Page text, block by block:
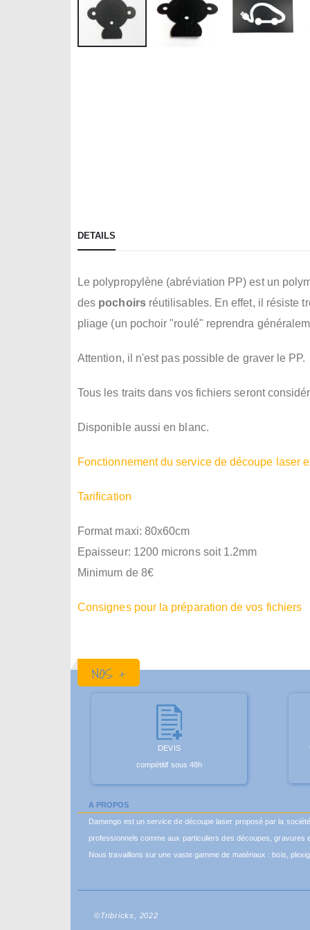
DETAILS
Le polypropylène (abréviation PP) est un
des pochoirs réutilisables. En effet, il résiste
pliage (un pochoir "roulé" reprendra
Attention, il n'est pas possible de graver le PP.
Tous les traits dans vos fichiers seront
Disponible aussi en blanc.
Fonctionnement du service de découpe laser
Tarification
Format maxi: 80x60cm
Epaisseur: 1200 microns soit 1.2mm
Minimum de 8€
Consignes pour la préparation de vos fichiers
NOS +
DEVIS
compétitif sous 48h
A PROPOS
Damengo est un service de découpe laser proposé par la
professionnels comme aux particuliers des découpes, gravures
Nous travaillons sur une vaste gamme de matériaux : bois,
©Tribricks, 2022